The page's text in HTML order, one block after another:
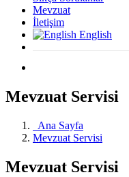
Mevzuat
İletişim
English
Mevzuat Servisi
Ana Sayfa
Mevzuat Servisi
Mevzuat Servisi